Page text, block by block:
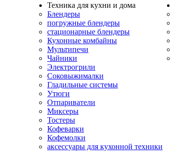
Техника для кухни и дома
Блендеры
погружные блендеры
стационарные блендеры
Кухонные комбайны
Мультипечи
Чайники
Электрогрили
Соковыжималки
Гладильные системы
Утюги
Отпариватели
Миксеры
Тостеры
Кофеварки
Кофемолки
аксессуары для кухонной техники